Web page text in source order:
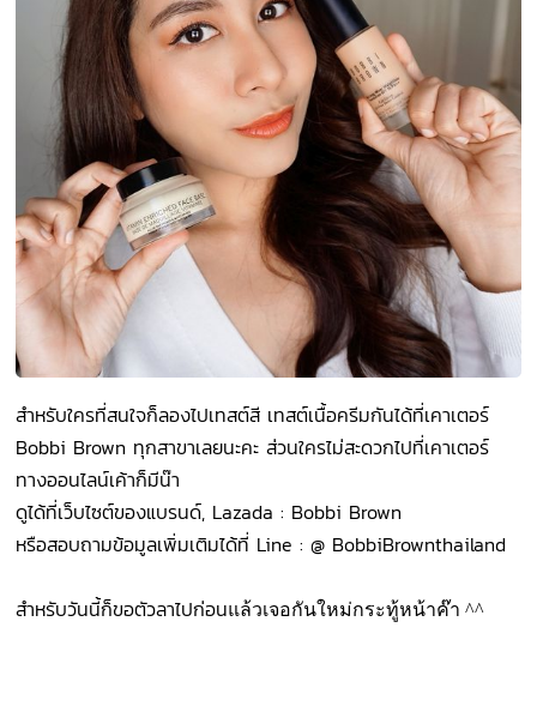
สำหรับใครที่สนใจก็ลองไปเทสต์สี เทสต์เนื้อครีมกันได้ที่เคาเตอร์
Bobbi Brown ทุกสาขาเลยนะคะ ส่วนใครไม่สะดวกไปที่เคาเตอร์
ทางออนไลน์เค้าก็มีน๊า
ดูได้ที่เว็บไซต์ของแบรนด์, Lazada : Bobbi Brown
หรือสอบถามข้อมูลเพิ่มเติมได้ที่ Line : @ BobbiBrownthailand
สำหรับวันนี้ก็ขอตัวลาไปก่อนแล้วเจอกันใหม่กระทู้หน้าค๊า ^^